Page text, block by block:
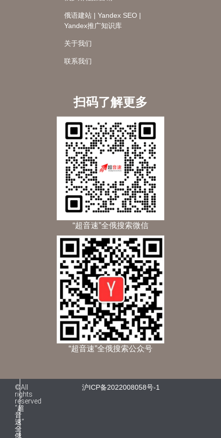
俄语建站 | Yandex SEO |
Yandex推广知识库
关于我们
联系我们
扫码了解更多
“超音速”全俄搜索微信
“超音速”全俄搜索公众号
©All
rights
reserved
“超
音
速”
全
俄
沪ICP备2022008058号-1